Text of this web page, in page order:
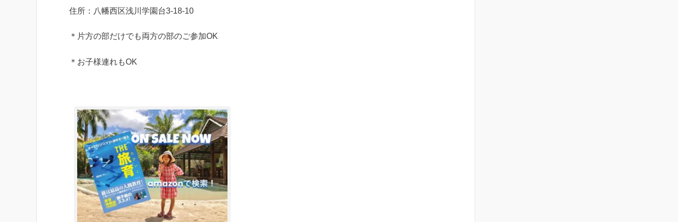
住所：八幡西区浅川学園台3-18-10
＊片方の部だけでも両方の部のご参加OK
＊お子様連れもOK